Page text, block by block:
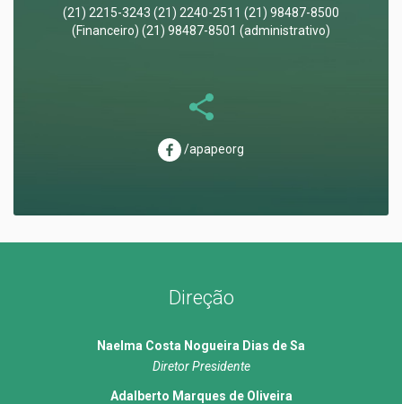
(21) 2215-3243 (21) 2240-2511 (21) 98487-8500
(Financeiro) (21) 98487-8501 (administrativo)
/apapeorg
Direção
Naelma Costa Nogueira Dias de Sa
Diretor Presidente
Adalberto Marques de Oliveira